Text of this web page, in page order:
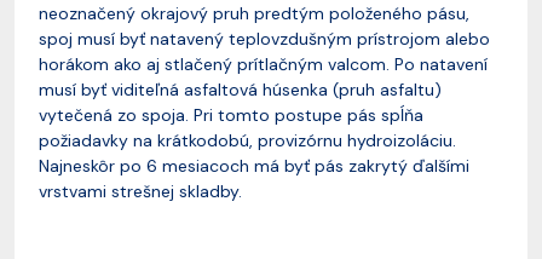
neoznačený okrajový pruh predtým položeného pásu,
spoj musí byť natavený teplovzdušným prístrojom alebo
horákom ako aj stlačený prítlačným valcom. Po natavení
musí byť viditeľná asfaltová húsenka (pruh asfaltu)
vytečená zo spoja. Pri tomto postupe pás spĺňa
požiadavky na krátkodobú, provizórnu hydroizoláciu.
Najneskôr po 6 mesiacoch má byť pás zakrytý ďalšími
vrstvami strešnej skladby.